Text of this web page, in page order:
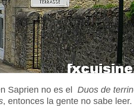
Saprien no es el Duos de
, entonces la gente no sabe